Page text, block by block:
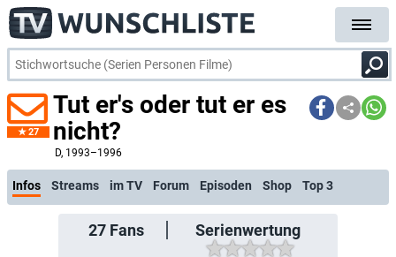
27
Tut er's oder tut er es
nicht?
D, 1993–1996
kostenlose E-Mail-Benachr
Infos Streams im TV Forum Episoden Shop Top 3
27Fans Serienwertung